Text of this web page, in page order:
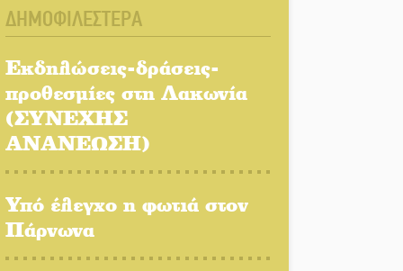
Το τελεφερίκ της
του δημόσιου διαλόγου
Πολιτισμός και παράδοση
δίνουν ραντεβού στην
Η Σοχά ετοιμάζεται για ένα
ΔΗΜΟΦΙΛΕΣΤΕΡΑ
Εκδηλώσεις-δράσεις-
προθεσμίες στη Λακωνία
(ΣΥΝΕΧΗΣ
ΑΝΑΝΕΩΣΗ)
Υπό έλεγχο η φωτιά στον
Πάρνωνα